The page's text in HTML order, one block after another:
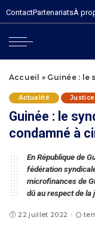
ContactPartenariatsÀ
Accueil » Guinée : le
Actualité Justice
Guinée : le
condamné à
En République de
fédération
microfinances de
dû au respect de
22 juillet 2022